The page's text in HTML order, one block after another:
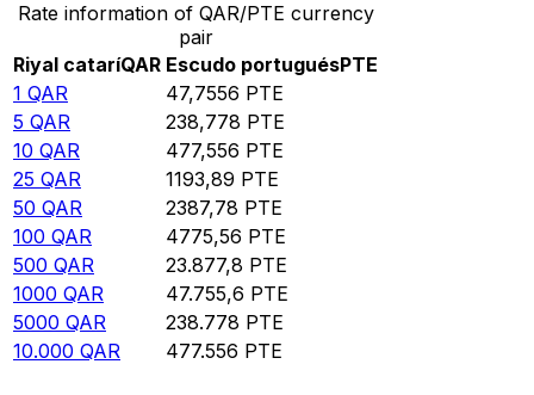
Rate information of QAR/PTE currency
pair
Riyal cataríQAR Escudo portuguésPTE
1 QAR 47,7556 PTE
5 QAR 238,778 PTE
10 QAR 477,556 PTE
25 QAR 1193,89 PTE
50 QAR 2387,78 PTE
100 QAR 4775,56 PTE
500 QAR 23.877,8 PTE
1000 QAR 47.755,6 PTE
5000 QAR 238.778 PTE
10.000 QAR 477.556 PTE